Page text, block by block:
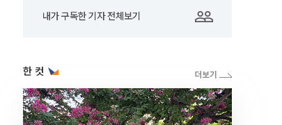
내가 구독한 기자 전체보기
한 컷